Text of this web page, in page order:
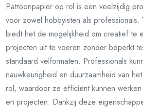
Patroonpapier op rol is een veelzijdig
voor zowel hobbyisten als professionals.
biedt het de mogelijkheid om creatief te
projecten uit te voeren zonder beperkt
standaard velformaten. Professionals
nauwkeurigheid en duurzaamheid van
rol, waardoor ze efficiënt kunnen
en projecten. Dankzij deze